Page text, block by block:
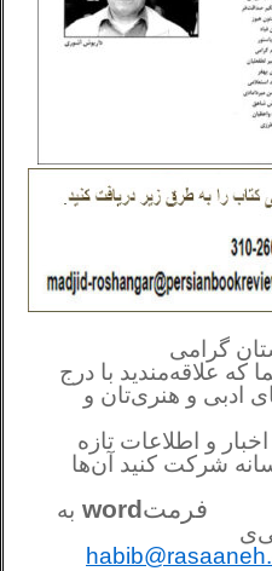
گرامی
که علاقه‌مندید با درج
ادبی و هنری‌تان و
اخبار و اطلاعات تازه
شرکت کنید آن‌ها
فرمتword به